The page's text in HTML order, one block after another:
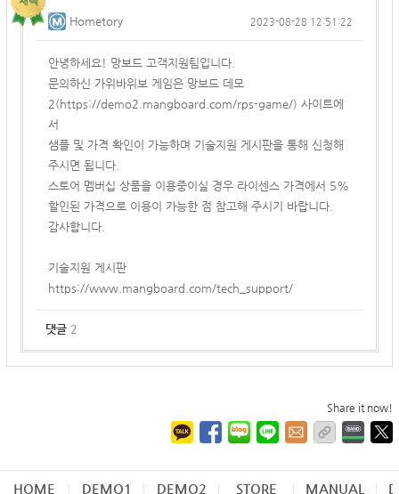
Hometory 2023-08-28 12:51:22
안녕하세요! 망보드 고객지원팀입니다.
문의하신 가위바위보 게임은 망보드 데모
2(https://demo2.mangboard.com/rps-game/) 사이트에
서
샘플 및 가격 확인이 가능하며 기술지원 게시판을 통해 신청해
주시면 됩니다.
스토어 멤버십 상품을 이용중이실 경우 라이센스 가격에서 5%
할인된 가격으로 이용이 가능한 점 참고해 주시기 바랍니다.
감사합니다.
기술지원 게시판
https://www.mangboard.com/tech_support/
댓글 2
Share it now!
HOME DEMO1 DEMO2 STORE MANUAL